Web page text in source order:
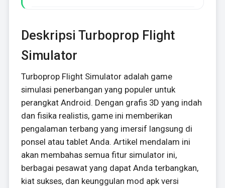
Deskripsi Turboprop Flight
Simulator
Turboprop Flight Simulator adalah game
simulasi penerbangan yang populer untuk
perangkat Android. Dengan grafis 3D yang indah
dan fisika realistis, game ini memberikan
pengalaman terbang yang imersif langsung di
ponsel atau tablet Anda. Artikel mendalam ini
akan membahas semua fitur simulator ini,
berbagai pesawat yang dapat Anda terbangkan,
kiat sukses, dan keunggulan mod apk versi